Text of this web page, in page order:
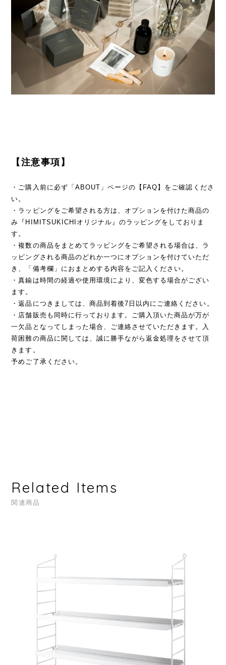
【注意事項】
・ご購入前に必ず「ABOUT」ページの【FAQ】をご確認くださ
い。
・ラッピングをご希望される方は、オプションを付けた商品の
み『HIMITSUKICHIオリジナル』のラッピングをしておりま
す。
・複数の商品をまとめてラッピングをご希望される場合は、ラ
ッピングされる商品のどれか一つにオプションを付けていただ
き、「備考欄」におまとめする内容をご記入ください。
・真鍮は時間の経過や使用環境により、変色する場合がござい
ます。
・返品につきましては、商品到着後7日以内にご連絡ください。
・店舗販売も同時に行っております。ご購入頂いた商品が万が
一欠品となってしまった場合、ご連絡させていただきます。入
荷困難の商品に関しては、誠に勝手ながら返金処理をさせて頂
きます。
予めご了承ください。
Related Items
関連商品